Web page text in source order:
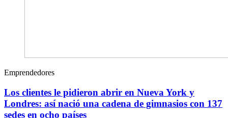
Emprendedores
Los clientes le pidieron abrir en Nueva York y
Londres: así nació una cadena de gimnasios con 137
sedes en ocho países